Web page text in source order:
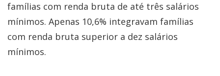
famílias com renda bruta de até três salários
mínimos. Apenas 10,6% integravam famílias
com renda bruta superior a dez salários
mínimos.